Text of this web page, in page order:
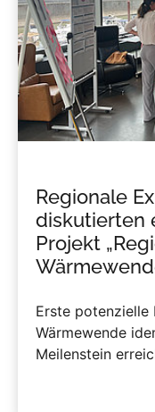
Regionale
diskutierten
Projekt
Erste potenzielle
Wärmewende
Meilenstein